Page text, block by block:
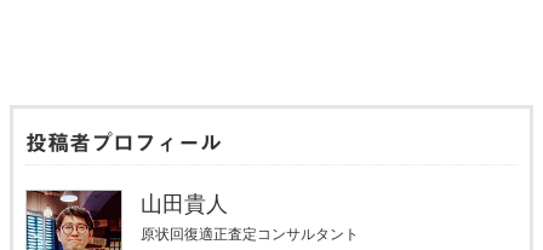
投稿者プロフィール
山田貴人
原状回復適正査定コンサルタント